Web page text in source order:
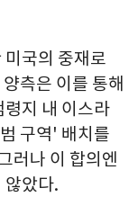
국의 중재로
측은 이를 통해
지 내 이스라
구역' 배치를
러나 이 합의엔
않았다.